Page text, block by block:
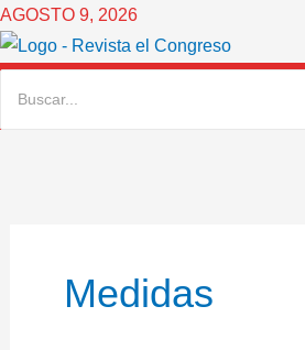
Ir
al
contenido
AGOSTO 9, 2026
Medidas